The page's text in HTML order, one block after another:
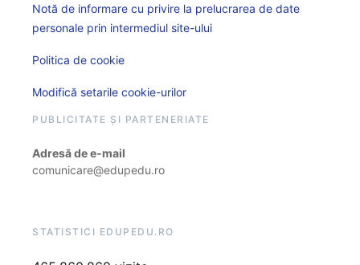
Notă de informare cu privire la prelucrarea de date
personale prin intermediul site-ului
Politica de cookie
Modifică setarile cookie-urilor
PUBLICITATE ȘI PARTENERIATE
Adresă de e-mail
comunicare@edupedu.ro
STATISTICI EDUPEDU.RO